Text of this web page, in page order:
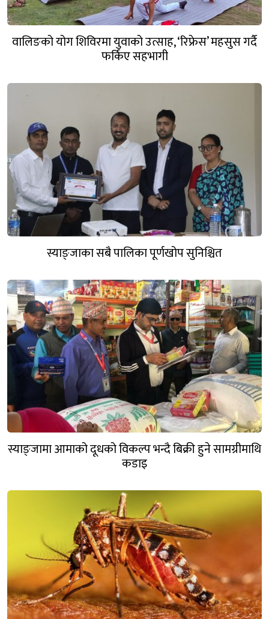
वालिङको योग शिविरमा युवाको उत्साह, ‘रिफ्रेस’ महसुस गर्दै
फर्किए सहभागी
स्याङ्जाका सबै पालिका पूर्णखोप सुनिश्चित
स्याङ्जामा आमाको दूधको विकल्प भन्दै बिक्री हुने सामग्रीमाथि
कडाइ